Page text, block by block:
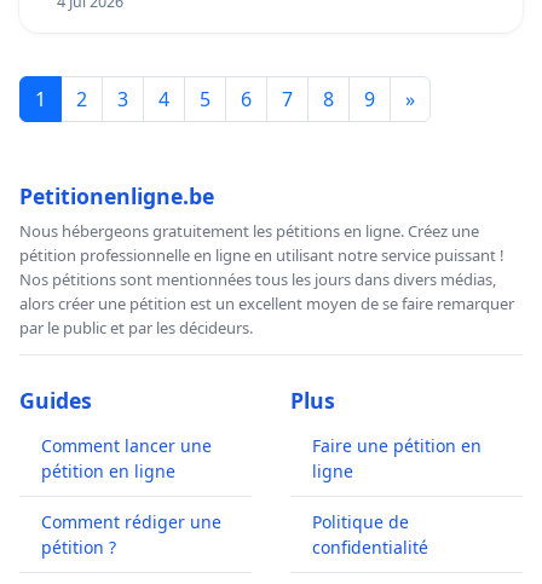
1 2 3 4 5 6 7 8 9 »
Petitionenligne.be
Nous hébergeons gratuitement les pétitions en ligne. Créez une
pétition professionnelle en ligne en utilisant notre service puissant !
Nos pétitions sont mentionnées tous les jours dans divers médias,
alors créer une pétition est un excellent moyen de se faire remarquer
par le public et par les décideurs.
Guides
Comment lancer une
pétition en ligne
Comment rédiger une
pétition ?
Plus
Faire une pétition en
ligne
Politique de
confidentialité